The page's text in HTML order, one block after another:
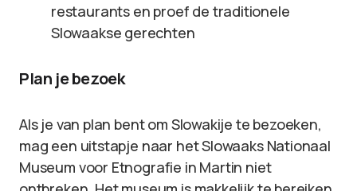
restaurants en proef de traditionele
Slowaakse gerechten
Plan je bezoek
Als je van plan bent om Slowakije te bezoeken,
mag een uitstapje naar het Slowaaks Nationaal
Museum voor Etnografie in Martin niet